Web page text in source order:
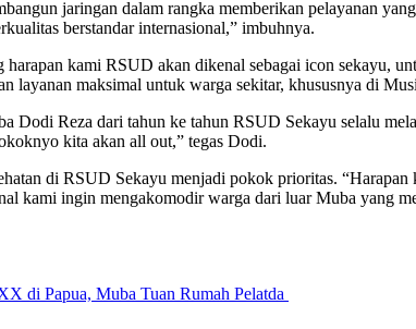
jaringan dalam rangka memberikan pelayanan
berstandar internasional,” imbuhnya.
harapan kami RSUD akan dikenal sebagai icon sekayu,
layanan maksimal untuk warga sekitar, khususnya di
Dodi Reza dari tahun ke tahun RSUD Sekayu selalu
kita akan all out,” tegas Dodi.
di RSUD Sekayu menjadi pokok prioritas.
kami ingin mengakomodir warga dari luar Muba yang
di Papua, Muba Tuan Rumah Pelatda